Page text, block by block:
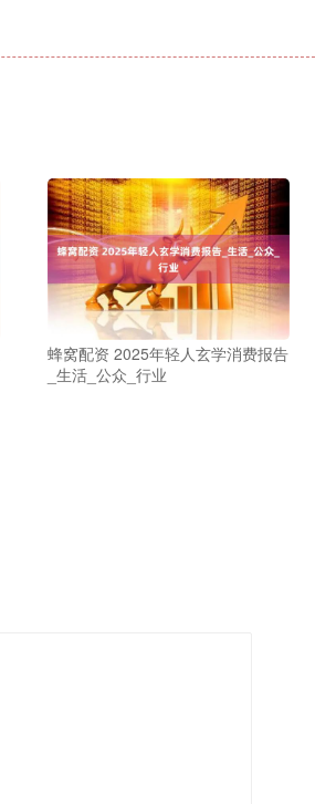
蜂窝配资 2025年轻人玄学消费报告
_生活_公众_行业